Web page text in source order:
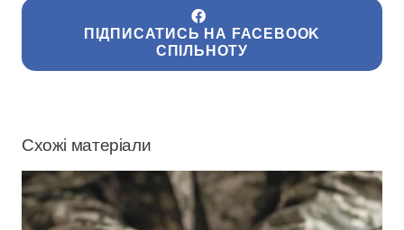
ПІДПИСАТИСЬ НА FACEBOOK
СПІЛЬНОТУ
Схожі матеріали